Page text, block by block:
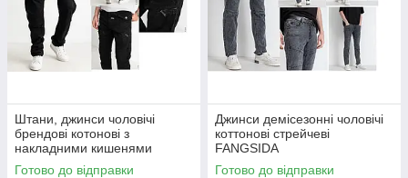
Штани, джинси чоловічі
брендові котонові з
накладними кишенями
"карго" MIGACH, Туреччина
Готово до відправки
Джинси демісезонні чоловічі
коттонові стрейчеві
FANGSIDA
Готово до відправки